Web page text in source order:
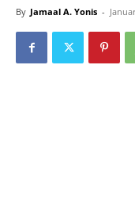
By Jamaal A. Yonis -